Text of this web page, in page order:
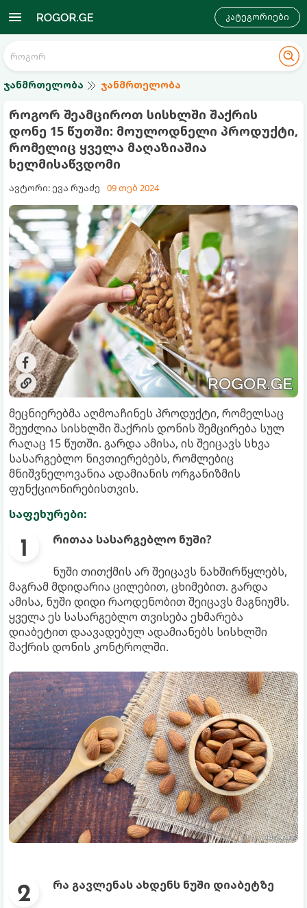
კატეგორიები
ჯანმრთელობა ჯანმრთელობა
როგორ შეამციროთ სისხლში შაქრის
დონე 15 წუთში: მოულოდნელი პროდუქტი,
რომელიც ყველა მაღაზიაშია
ხელმისაწვდომი
ავტორი: ევა რუაძე 09 თებ 2024
მეცნიერებმა აღმოაჩინეს პროდუქტი, რომელსაც
შეუძლია სისხლში შაქრის დონის შემცირება სულ
რაღაც 15 წუთში. გარდა ამისა, ის შეიცავს სხვა
სასარგებლო ნივთიერებებს, რომლებიც
მნიშვნელოვანია ადამიანის ორგანიზმის
ფუნქციონირებისთვის.
საფეხურები:
რითაა სასარგებლო ნუში?
ნუში თითქმის არ შეიცავს ნახშირწყლებს,
მაგრამ მდიდარია ცილებით, ცხიმებით. გარდა
ამისა, ნუში დიდი რაოდენობით შეიცავს მაგნიუმს.
ყველა ეს სასარგებლო თვისება ეხმარება
დიაბეტით დაავადებულ ადამიანებს სისხლში
შაქრის დონის კონტროლში.
რა გავლენას ახდენს ნუში დიაბეტზე